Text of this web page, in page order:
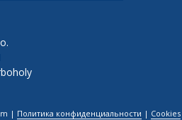
| Политика конфиденциальности | Cookies